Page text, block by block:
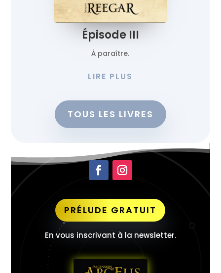
Épisode III
À paraître.
LIRE PLUS
TOUS LES LIVRES
PRÉLUDE GRATUIT
En vous inscrivant à la newsletter.